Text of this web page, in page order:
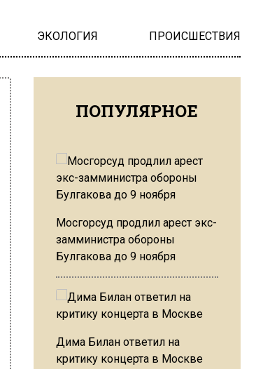
ЭКОЛОГИЯ ПРОИСШЕСТВИЯ
ПОПУЛЯРНОЕ
Мосгорсуд продлил арест экс-
замминистра обороны
Булгакова до 9 ноября
Дима Билан ответил на
критику концерта в Москве